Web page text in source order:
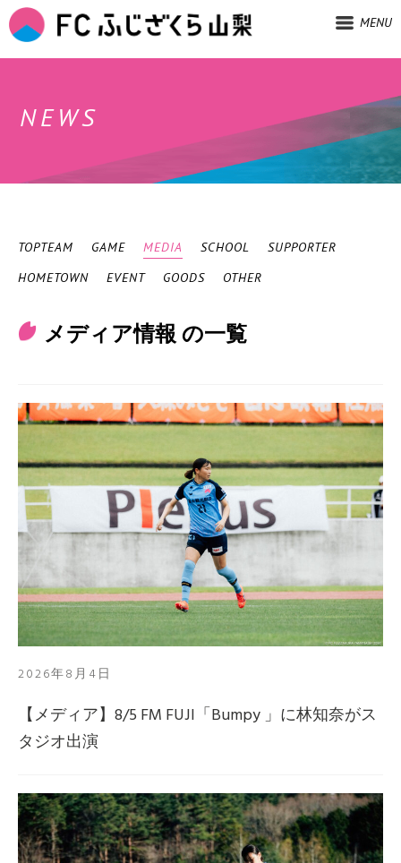
MENU
NEWS
TOPTEAM GAME MEDIA SCHOOL
SUPPORTER
HOMETOWN
EVENT GOODS OTHER
メディア情報 の一覧
2026年8月4日
【メディア】8/5 FM FUJI「Bumpy 」に林知奈がス
タジオ出演